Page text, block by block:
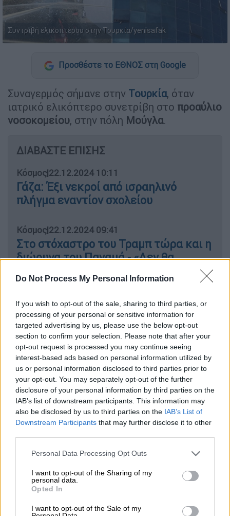
Do Not Process My Personal Information
If you wish to opt-out of the sale, sharing to third parties, or
processing of your personal or sensitive information for
targeted advertising by us, please use the below opt-out
section to confirm your selection. Please note that after your
opt-out request is processed you may continue seeing
interest-based ads based on personal information utilized by
us or personal information disclosed to third parties prior to
your opt-out. You may separately opt-out of the further
disclosure of your personal information by third parties on the
IAB’s list of downstream participants. This information may
also be disclosed by us to third parties on the IAB’s List of
Downstream Participants that may further disclose it to other
Please note that this website/app uses one or more Google
not limited to your visit or usage behaviour. You may click to
grant or deny consent to Google and its third-party tags to
use your data for below specified purposes in below Google
consent section.
Personal Data Processing Opt Outs
I want to opt-out of the Sharing of my
personal data.
Opted In
I want to opt-out of the Sale of my
Συντριβή ελικοπτέρου στην Τουρκία/yenisafak
Προσθέστε το ΕΘΝΟΣ στη Google
Συναγερμός σήμανε στην Τουρκία, όταν
ιατρικό ελικόπτερο συνετρίβη στο προαύλιο
νοσοκομείου, στην πόλη Μούγλα.
ΔΙΑΒΑΣΤΕ ΕΠΙΣΗΣ
Κόσμος|22.12.2024 10:11
Γάζα: Έξι νεκροί από ισραηλινό
πλήγμα εναντίον σχολείου
Κόσμος|22.12.2024 09:41
Στο στόχαστρο του Τραμπ τώρα και η
διώρυγα του Παναμά - «Δεν θα
αφήσουμε να πέσει σε λάθος χέρια»
Σύμφωνα με τηyenisafak, τέσσερα άτομα
που επέβαιναν στοελικόπτερο, ανασύρθηκαν
νεκρά: Πρόκειται για δύο πιλότους, ένα
γιατρό και ακόμη ένα μέλος του
προσωπικού.
#SONDAKİKA
Muğla'da helikopterin hastaneye
çarpması sonucu 2 pilot, 1 hekim, 1
sağlık personeli hayatını kaybetti.
— Yeni Şafak (@yenisafak)